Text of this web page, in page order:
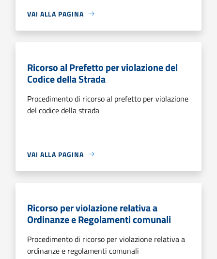
VAI ALLA PAGINA
Ricorso al Prefetto per violazione del
Codice della Strada
Procedimento di ricorso al prefetto per violazione
del codice della strada
VAI ALLA PAGINA
Ricorso per violazione relativa a
Ordinanze e Regolamenti comunali
Procedimento di ricorso per violazione relativa a
ordinanze e regolamenti comunali